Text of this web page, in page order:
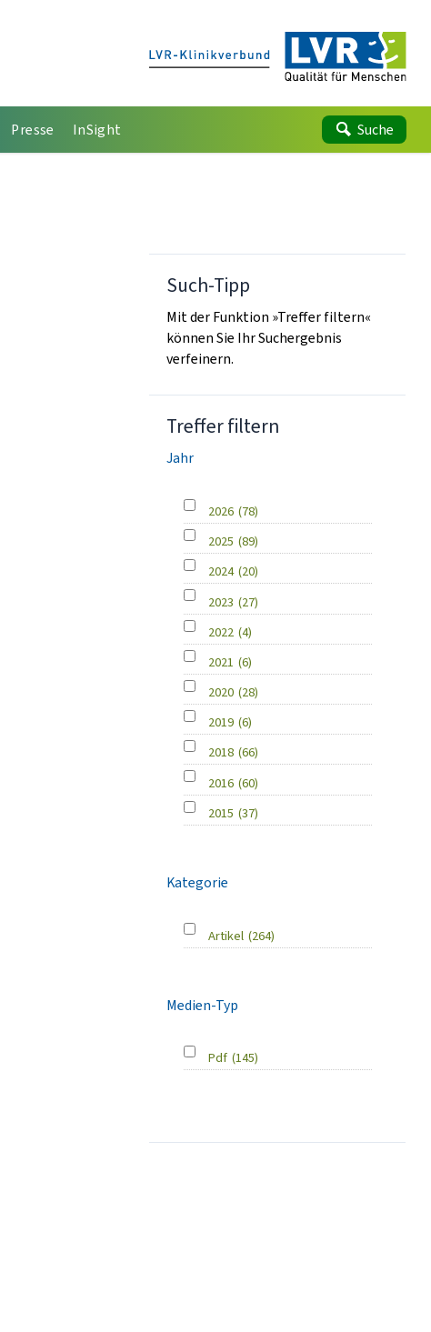
Presse InSight Suche
Such-Tipp
Mit der Funktion »Treffer filtern«
können Sie Ihr Suchergebnis
verfeinern.
Treffer filtern
Jahr
2026 (78)
2025 (89)
2024 (20)
2023 (27)
2022 (4)
2021 (6)
2020 (28)
2019 (6)
2018 (66)
2016 (60)
2015 (37)
Kategorie
Artikel (264)
Medien-Typ
Pdf (145)